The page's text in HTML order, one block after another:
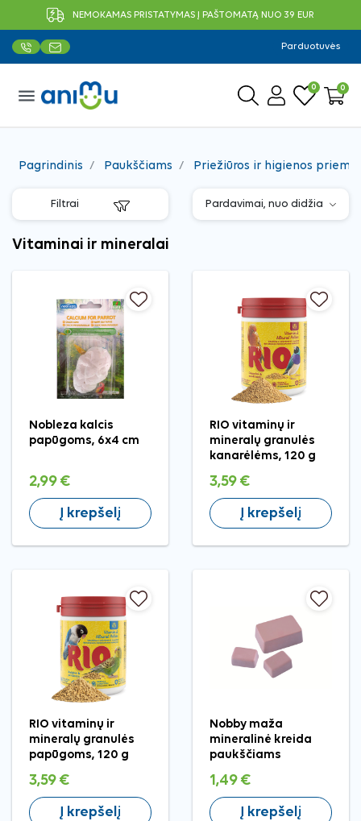
NEMOKAMAS PRISTATYMAS Į PAŠTOMATĄ NUO 39 EUR
Parduotuvės
menu 0 0
Pagrindinis Paukščiams Priežiūros ir higienos
Filtrai
Vitaminai ir mineralai
Nobleza kalcis
papūgoms, 6x4 cm
2,99 €
Į krepšelį
RIO vitaminų ir
mineralų granulės
kanarėlėms, 120 g
3,59 €
Į krepšelį
RIO vitaminų ir
mineralų granulės
papūgoms, 120 g
3,59 €
Į krepšelį
Nobby maža
mineralinė kreida
paukščiams
1,49 €
Į krepšelį